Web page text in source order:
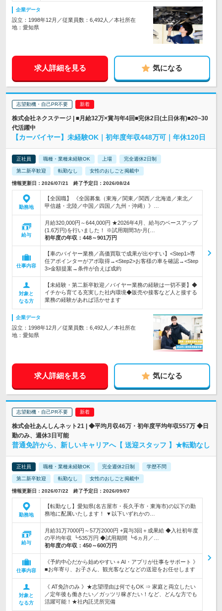
企業データ
設立：1998年12月／従業員数：6,492人／本社所在
地：愛知県
求人詳細を見る 気になる
志望動機・自己PR不要
株式会社ネクステージ | ■月給32万×賞与年4回■完休2日(土日休有)■20~30
代活躍中
【カーバイヤー】未経験OK｜初年度年収448万可｜年休120日
正社員 職種・業種未経験OK 上場 完全週休2日制
第二新卒歓迎 転勤なし 女性のおしごと掲載中
情報更新日：2026/07/21 終了予定日：2026/08/24
勤務地
【全国職】 《全国募集（東海／関東／関西／北海道／東北／
甲信越・北陸／中国／四国／九州・沖縄）》…
給与
月給320,000円～644,000円 ★2026年4月、給与のベースアップ
(1.6万円)を行いました！ ※試用期間3か月(…
初年度の年収： 448～901万円
仕事内容
【車のバイヤー業務／高価買取で成果が出やすい】<Step1>専
任アポインターがアポ取得→<Step2>お客様の車を確認→<Step
3>金額提案→条件が合えば成約
対象と
なる方
【未経験・第二新卒歓迎／バイヤー業務の経験は一切不要】◆
イチから育てる充実した社内環境◆販売や接客など人と接する
業務の経験があれば活かせます
企業データ
設立：1998年12月／従業員数：6,492人／本社所在
地：愛知県
求人詳細を見る 気になる
志望動機・自己PR不要
株式会社あんしんネット21 | ◆平均月収46万・初年度平均年収557万 ◆日
勤のみ、週休3日可能
普通免許から、新しいキャリアへ【 送迎スタッフ 】★転勤なし
正社員 職種・業種未経験OK 完全週休2日制 学歴不問
第二新卒歓迎 転勤なし 女性のおしごと掲載中
情報更新日：2026/07/22 終了予定日：2026/09/07
勤務地
【転勤なし】愛知県(名古屋市・長久手市・東海市)の以下の勤
務地に配属いたします！ ▼以下いずれかの…
給与
月給31万7000円～57万2000円 +賞与3回＋成果給 ◆入社初年度
の平均年収 ┗535万円 ◆試用期間 ┗6ヵ月／…
初年度の年収： 450～600万円
仕事内容
《予約中心だから始めやすい＋AI・アプリが仕事をサポート 》
■お年寄り、お子さん、観光客などなどの送迎をお任せします
対象と
なる方
《 AT免許のみ 》★志望理由は何でもOK ⇒ 家庭と両立したい
／定年後も働きたい／ガッツリ稼ぎたい！など、どんな方でも
活躍可能！★社内託児所完備